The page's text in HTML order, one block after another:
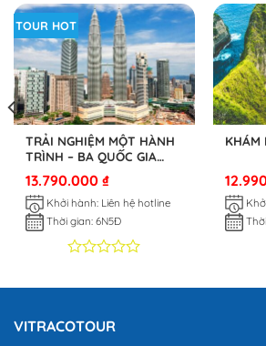
TOUR HOT
TRẢI NGHIỆM MỘT HÀNH
TRÌNH – BA QUỐC GIA
SINGAPORE – INDONESIA
– MALAYSIA
13.790.000₫
Khởi hành: Liên hệ hotline
Thời gian: 6N5Đ
trên
KHÁM
VITRACOTOUR